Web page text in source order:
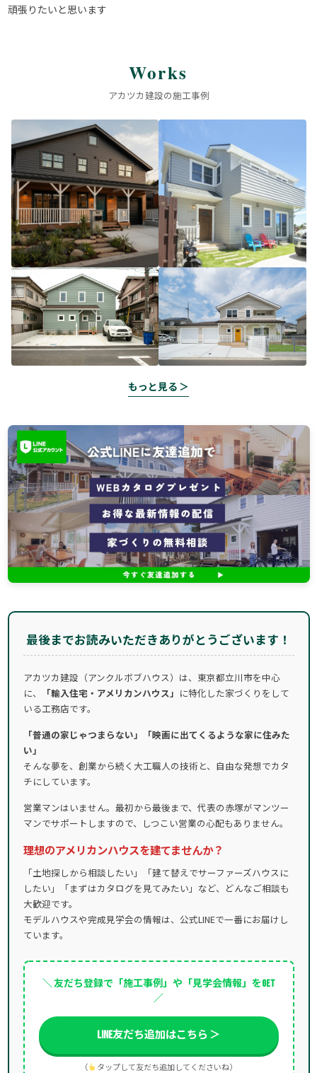
頑張りたいと思います
Works
アカツカ建設の施工事例
もっと見る ＞
最後までお読みいただきありがとうございます！
アカツカ建設（アンクルボブハウス）は、東京都立川市を中心
に、
「輸入住宅・アメリカンハウス」 に特化した家づくりをして
いる工務店です。
「普通の家じゃつまらない」「映画に出てくるような家に住みた
い」
そんな夢を、創業から続く大工職人の技術と、自由な発想でカタ
チにしています。
営業マンはいません。最初から最後まで、代表の赤塚がマンツー
マンでサポートしますので、しつこい営業の心配もありません。
理想のアメリカンハウスを建てませんか？
「土地探しから相談したい」「建て替えでサーファーズハウスに
したい」「まずはカタログを見てみたい」など、どんなご相談も
大歓迎です。
モデルハウスや完成見学会の情報は、公式LINEで一番にお届けし
ています。
＼ 友だち登録で「施工事例」や「見学会情報」をGET
／
LINE友だち追加はこちら ＞
（ タップして友だち追加してくださいね）